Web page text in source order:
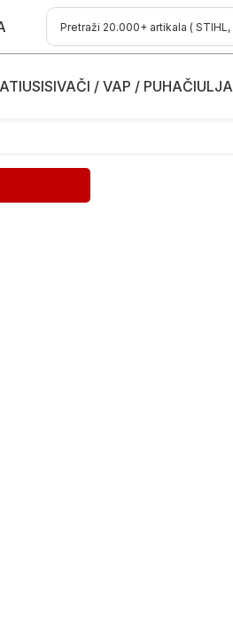
USISIVAČI / VAP / PUHAČIULJA